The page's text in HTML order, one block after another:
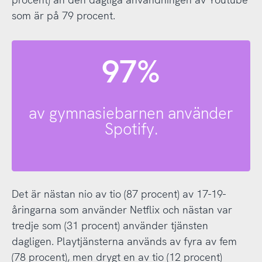
som är på 79 procent.
97%
av gymnasiebarnen använder
Spotify.
Det är nästan nio av tio (87 procent) av 17-19-
åringarna som använder Netflix och nästan var
tredje som (31 procent) använder tjänsten
dagligen. Playtjänsterna används av fyra av fem
(78 procent), men drygt en av tio (12 procent)